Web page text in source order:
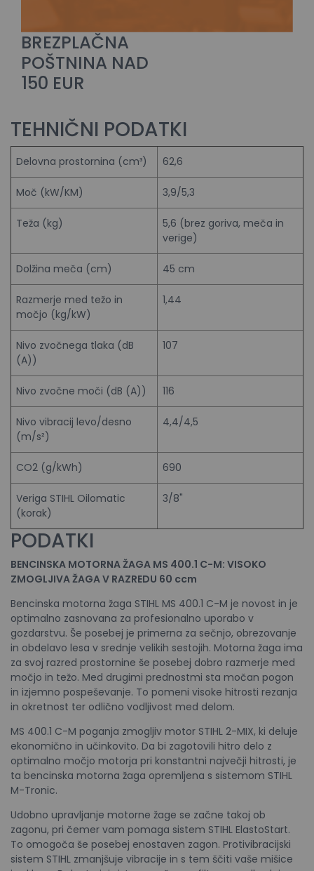
BREZPLAČNA
POŠTNINA NAD
150 EUR
TEHNIČNI PODATKI
Delovna prostornina (cm³) 62,6
Moč (kW/KM) 3,9/5,3
Teža (kg)
5,6 (brez goriva, meča in
verige)
Dolžina meča (cm) 45 cm
Razmerje med težo in
močjo (kg/kW)
1,44
Nivo zvočnega tlaka (dB
(A))
107
Nivo zvočne moči (dB (A)) 116
Nivo vibracij levo/desno
(m/s²)
4,4/4,5
CO2 (g/kWh) 690
Veriga STIHL Oilomatic
(korak)
3/8"
PODATKI
BENCINSKA MOTORNA ŽAGA MS 400.1 C-M: VISOKO
ZMOGLJIVA ŽAGA V RAZREDU 60 ccm
Bencinska motorna žaga STIHL MS 400.1 C-M je novost in je
optimalno zasnovana za profesionalno uporabo v
gozdarstvu. Še posebej je primerna za sečnjo, obrezovanje
in obdelavo lesa v srednje velikih sestojih. Motorna žaga ima
za svoj razred prostornine še posebej dobro razmerje med
močjo in težo. Med drugimi prednostmi sta močan pogon
in izjemno pospeševanje. To pomeni visoke hitrosti rezanja
in okretnost ter odlično vodljivost med delom.
MS 400.1 C-M poganja zmogljiv motor STIHL 2-MIX, ki deluje
ekonomično in učinkovito. Da bi zagotovili hitro delo z
optimalno močjo motorja pri konstantni največji hitrosti, je
ta bencinska motorna žaga opremljena s sistemom STIHL
M-Tronic.
Udobno upravljanje motorne žage se začne takoj ob
zagonu, pri čemer vam pomaga sistem STIHL ElastoStart.
To omogoča še posebej enostaven zagon. Protivibracijski
sistem STIHL zmanjšuje vibracije in s tem ščiti vaše mišice